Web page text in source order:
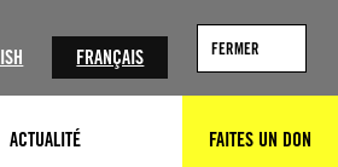
FRANÇAIS FERMER
ACTUALITÉ RECHERCHERFAITES UN DON